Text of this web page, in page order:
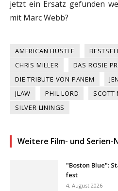
jetzt ein Ersatz gefunden
mit Marc Webb?
AMERICAN HUSTLE
CHRIS MILLER
DAS ROSIE
DIE TRIBUTE VON PANEM
JLAW
PHIL LORD
SCOTT
SILVER LININGS
Weitere Film- und Serien-
"Boston Blue":
fest
4. August 2026